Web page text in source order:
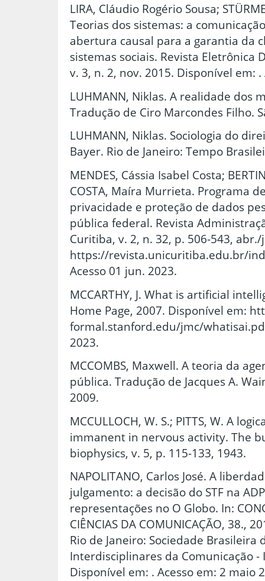
LIRA, Cláudio Rogério Sousa;
Teorias dos sistemas: a
abertura causal para a garantia da
sistemas sociais. Revista Eletrônica
v. 3, n. 2, nov. 2015. Disponível em:
LUHMANN, Niklas. A realidade dos
Tradução de Ciro Marcondes Filho.
LUHMANN, Niklas. Sociologia do
Bayer. Rio de Janeiro: Tempo
MENDES, Cássia Isabel Costa;
COSTA, Maíra Murrieta. Programa
privacidade e proteção de dados
pública federal. Revista
Curitiba, v. 2, n. 32, p. 506-543,
https://revista.unicuritiba.edu.br/
Acesso 01 jun. 2023.
MCCARTHY, J. What is artificial
Home Page, 2007. Disponível em:
formal.stanford.edu/jmc/
2023.
MCCOMBS, Maxwell. A teoria da
pública. Tradução de Jacques A.
2009.
MCCULLOCH, W. S.; PITTS, W. A
immanent in nervous activity. The
biophysics, v. 5, p. 115-133, 1943.
NAPOLITANO, Carlos José. A
julgamento: a decisão do STF na
representações no O Globo. In:
CIÊNCIAS DA COMUNICAÇÃO, 38.,
Rio de Janeiro: Sociedade Brasileira
Interdisciplinares da Comunicação -
Disponível em: . Acesso em: 2 maio